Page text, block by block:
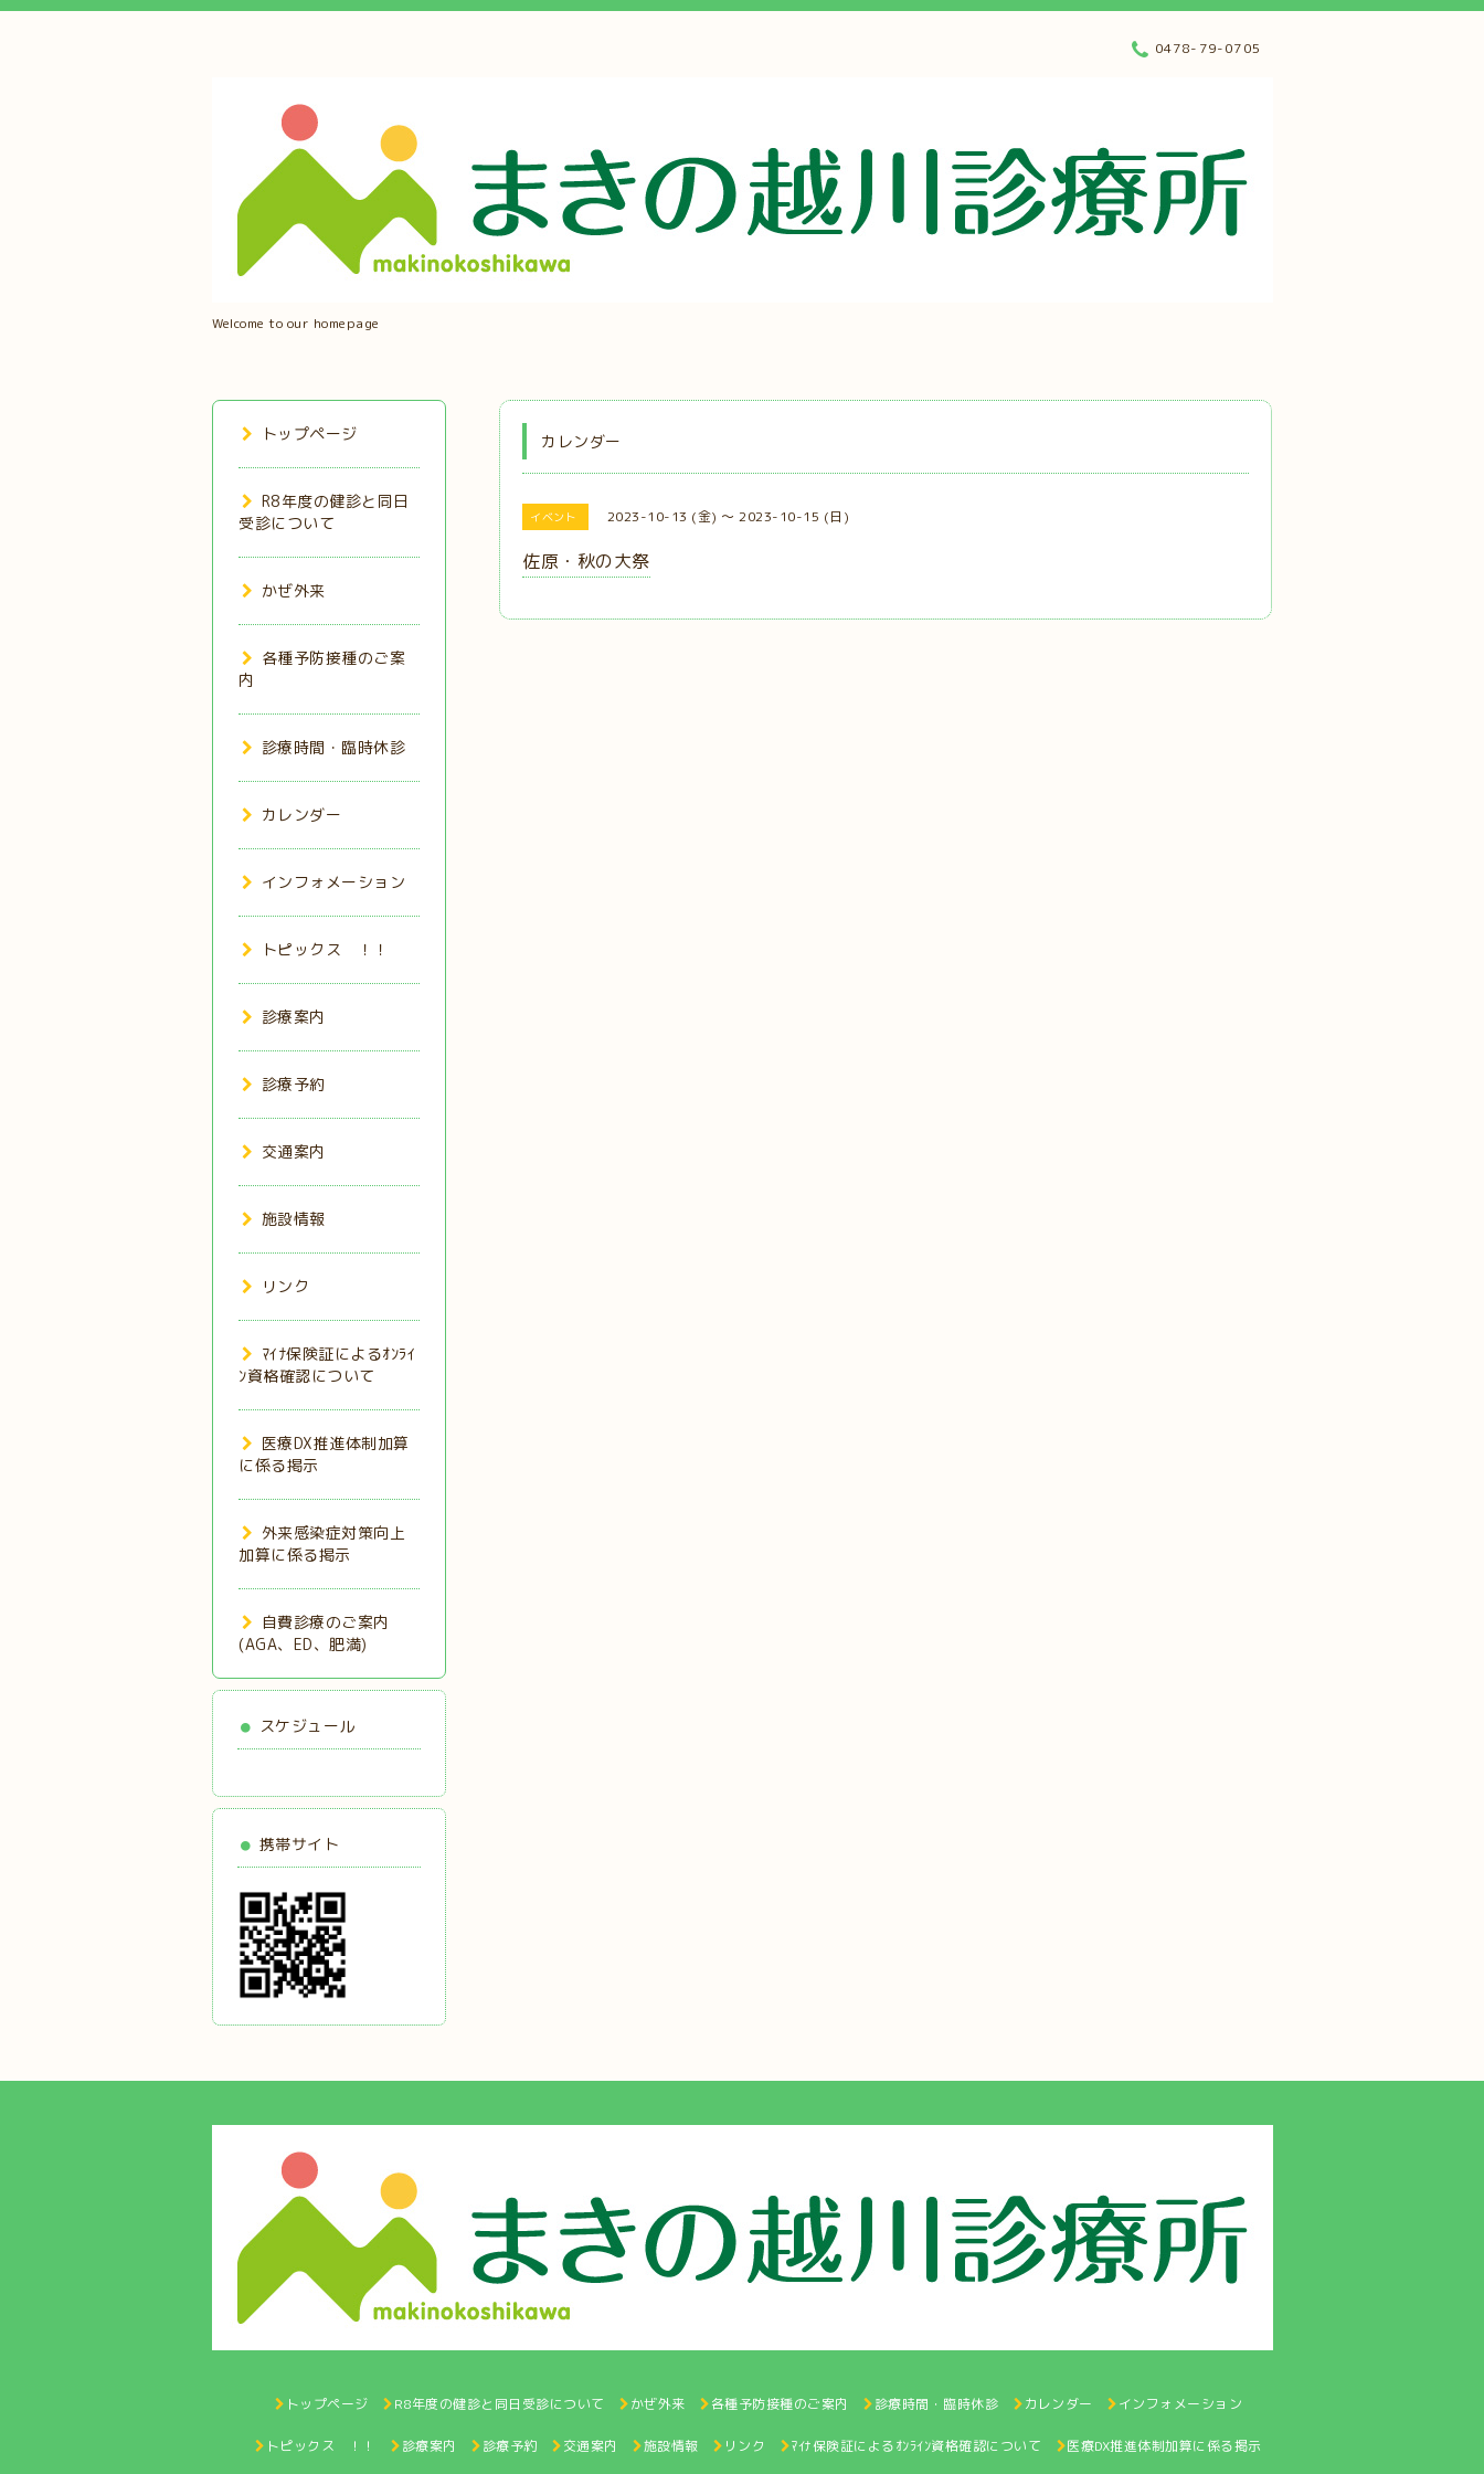
Welcome to our homepage
0478-79-0705
カレンダー
イベント 2023-10-13 (金) ～ 2023-10-15 (日)
佐原・秋の大祭
トップページ
R8年度の健診と同日
受診について
かぜ外来
各種予防接種のご案
内
診療時間・臨時休診
カレンダー
インフォメーション
トピックス ！！
診療案内
診療予約
交通案内
施設情報
リンク
ﾏｲﾅ保険証によるｵﾝﾗｲ
ﾝ資格確認について
医療DX推進体制加算
に係る掲示
外来感染症対策向上
加算に係る掲示
自費診療のご案内
(AGA、ED、肥満)
スケジュール
携帯サイト
トップページ R8年度の健診と同日受診について かぜ外来 各種予防接種のご案内 診療時間・臨時休診 カレンダー インフォメーション
トピックス ！！ 診療案内 診療予約 交通案内 施設情報 リンク ﾏｲﾅ保険証によるｵﾝﾗｲﾝ資格確認について 医療DX推進体制加算に係る掲示